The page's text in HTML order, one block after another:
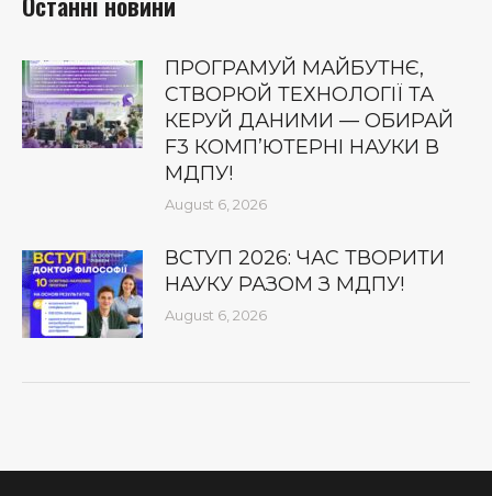
ПРОГРАМУЙ МАЙБУТНЄ,
СТВОРЮЙ ТЕХНОЛОГІЇ ТА
КЕРУЙ ДАНИМИ — ОБИРАЙ
F3 КОМП’ЮТЕРНІ НАУКИ В
МДПУ!
August 6, 2026
ВСТУП 2026: ЧАС ТВОРИТИ
НАУКУ РАЗОМ З МДПУ!
August 6, 2026